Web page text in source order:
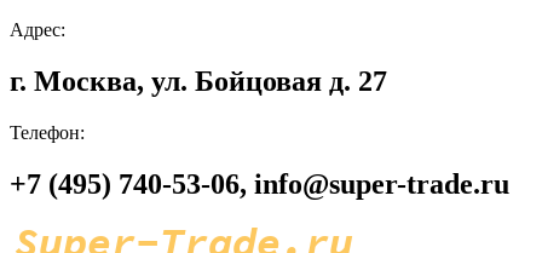
Адрес:
г. Москва, ул. Бойцовая д. 27
Телефон:
+7 (495) 740-53-06, info@super-trade.ru